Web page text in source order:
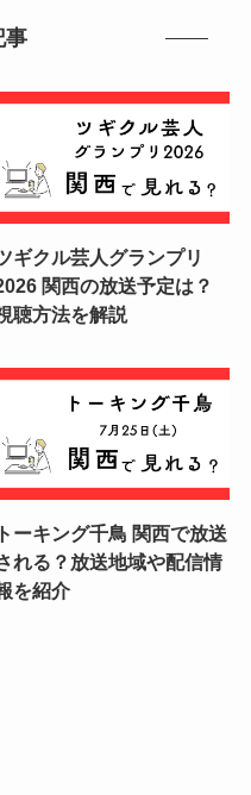
事
ギクル芸人グランプリ
関西の放送予定は？
聴方法を解説
トーキング千鳥 関西で放送
れる？放送地域や配信情
を紹介